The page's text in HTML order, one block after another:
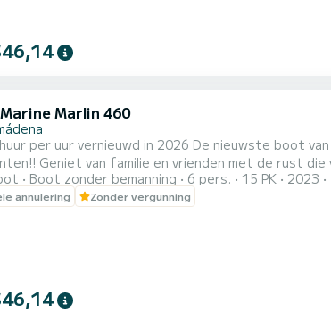
Marlin 460
uur vernieuwd in 2026 De nieuwste boot van Puerto Marina Flexibele in- en
Perfect om een dag door te brengen met
vrienden. Boot met muzieksysteem, bimini-top,
Boot zonder bemanning 6 pers. 15 PK 2023
annulering Zonder vergunning